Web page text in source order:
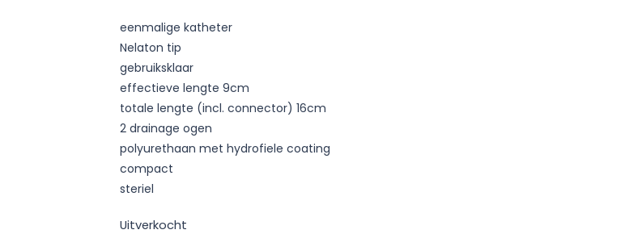
eenmalige katheter
Nelaton tip
gebruiksklaar
effectieve lengte 9cm
totale lengte (incl. connector) 16cm
2 drainage ogen
polyurethaan met hydrofiele coating
compact
steriel
Uitverkocht